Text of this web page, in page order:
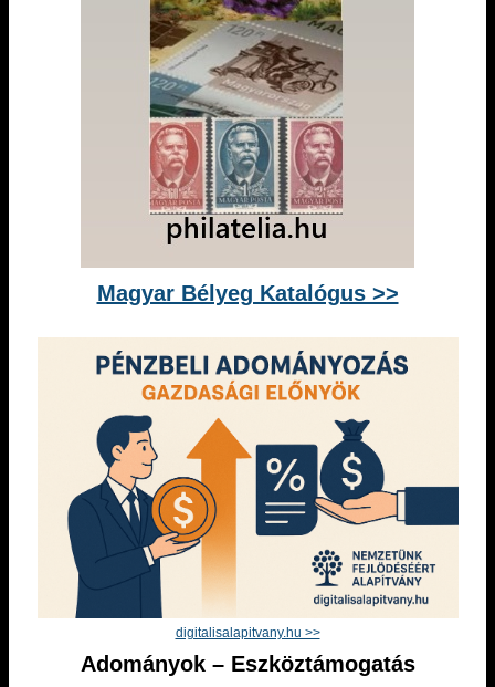
Magyar Bélyeg Katalógus >>
digitalisalapitvany.hu >>
Adományok – Eszköztámogatás